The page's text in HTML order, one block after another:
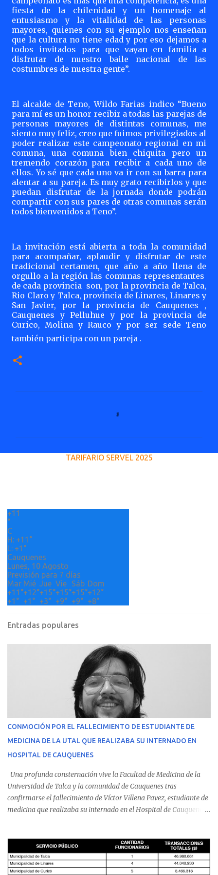
fiesta de la chilenidad y un homenaje al
entusiasmo y la vitalidad de las personas
mayores, quienes con su ejemplo nos enseñan
que la cultura no tiene edad y por eso dejamos a
todos invitados para que vayan en familia a
disfrutar de nuestro baile nacional de las
costumbres de nuestra gente”.
El alcalde de Teno, Wildo Farias indico “Bueno
para mí es un honor recibir a todas las parejas de
personas mayores de distintas comunas, me
siento muy feliz, creo que fuimos privilegiados al
poder realizar este campeonato regional en mi
comuna, una comuna bien chiquita pero un
tremendo corazón para recibir a cada uno de
ellos. Yo sé que cada uno va ir con su barra para
alentar a su pareja. Es muy grato recibirlos y que
puedan disfrutar de la jornada donde podrán
compartir con sus pares de otras comunas serán
todos bienvenidos a Teno”.
La invitación está abierta a toda la comunidad
para acompañar, aplaudir y disfrutar de este
tradicional certamen, que año a año llena de
orgullo a la región las comunas representantes
de cada provincia son, por la provincia de Talca,
Rio Claro y Talca, provincia de Linares, Linares y
San Javier, por la provincia de Cauquenes ,
Cauquenes y Pelluhue y por la provincia de
Curico, Molina y Rauco y por ser sede Teno
también participa con un pareja .
s
TARIFARIO SERVEL 2025
+11
°
C
H: +11°
L: +1°
Cauquenes
Lunes, 10 Agosto
Previsión para 7 días
Mar Mié Jue Vie Sáb Dom
+11°+12°+15°+15°+15°+12°
+1° +1° +3° +9° +9° +8°
Entradas populares
CONMOCIÓN POR EL FALLECIMIENTO DE ESTUDIANTE DE
MEDICINA DE LA UTAL QUE REALIZABA SU INTERNADO EN
HOSPITAL DE CAUQUENES
Una profunda consternación vive la Facultad de Medicina de la
Universidad de Talca y la comunidad de Cauquenes tras
confirmarse el fallecimiento de Víctor Villena Pavez, estudiante de
medicina que realizaba su internado en el Hospital de Cauquenes.
malestares físicos. Dada la complejidad de su estado de salud, el
equipo médico determinó su traslado de urgencia al Hospital
Regional de Talca y dado la urgencia la ambulancia partió hacia